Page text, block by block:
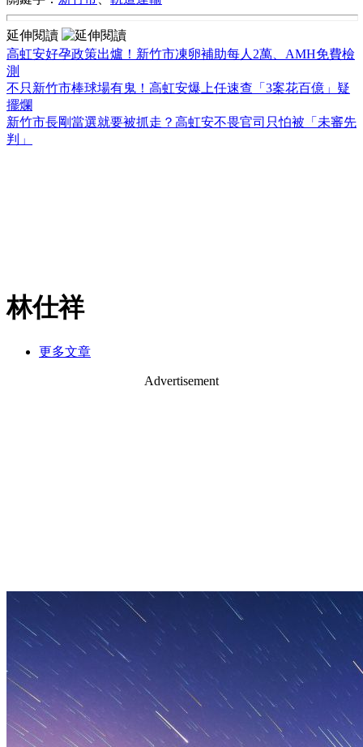
延伸閱讀
高虹安好孕政策出爐！新竹市凍卵補助每人2萬、AMH免費檢
測
不只新竹市棒球場有鬼！高虹安爆上任速查「3案花百億」疑
擺爛
新竹市長剛當選就要被抓走？高虹安不畏官司只怕被「未審先
判」
林仕祥
更多文章
Advertisement